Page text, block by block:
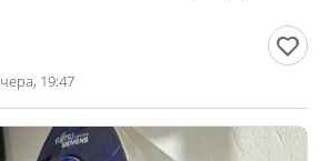
19:47